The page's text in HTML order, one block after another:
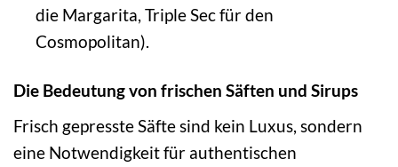
die Margarita, Triple Sec für den
Cosmopolitan).
Die Bedeutung von frischen Säften und Sirups
Frisch gepresste Säfte sind kein Luxus, sondern
eine Notwendigkeit für authentischen